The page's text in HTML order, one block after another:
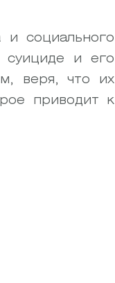
и социального
суициде и его
веря, что их
приводит к